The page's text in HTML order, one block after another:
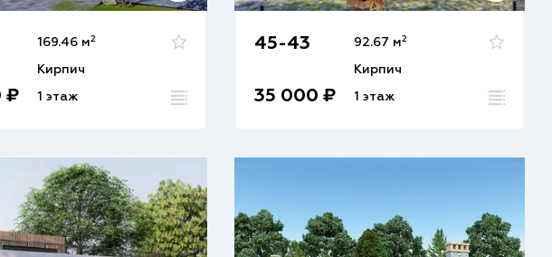
₽
169.46 м2
Кирпич
1 этаж
45-43
35 000 ₽
92.67 м2
Кирпич
1 этаж